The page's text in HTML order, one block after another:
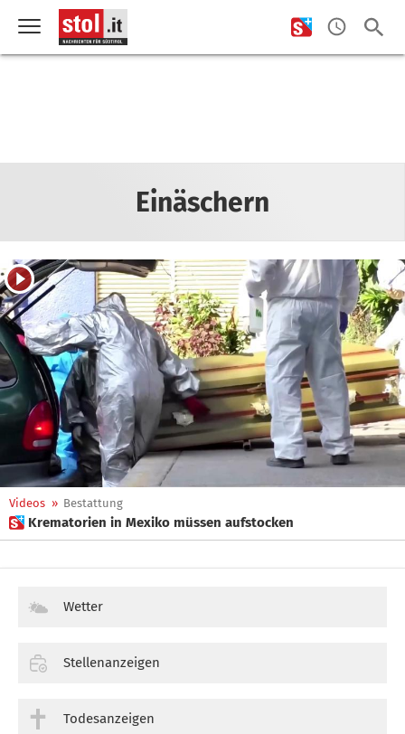
Einäschern
Videos » Bestattung
 Krematorien in Mexiko müssen aufstocken
Wetter
Stellenanzeigen
Todesanzeigen